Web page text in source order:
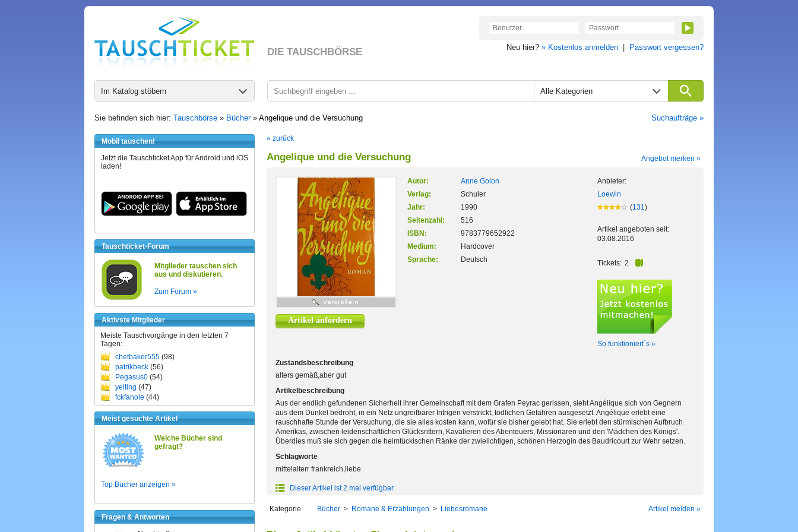
DIE TAUSCHBÖRSE Neu hier? » Kostenlos anmelden Passwort vergessen?
Im Katalog stöbern Alle Kategorien
Sie befinden sich hier: Tauschbörse » Bücher» Angelique und die Versuchung Suchaufträge »
Mobil tauschen!
Jetzt die Tauschticket App für Android und iOS
laden!
Tauschticket-Forum
Mitglieder tauschen sich
aus und diskutieren.
Zum Forum »
Aktivste Mitglieder
Meiste Tauschvorgänge in den letzten 7
Tagen:
chetbaker555 (98)
patrikbeck (56)
Pegasus0 (54)
yeiting (47)
fckfanole (44)
Meist gesuchte Artikel
Welche Bücher sind
gefragt?
Top Bücher anzeigen »
Fragen & Antworten
« zurück
Angelique und die Versuchung Angebot merken »
Artikel anfordern
Autor:
Anne Golon
Verlag:
Schuler
Jahr:
1990
Seitenzahl:
516
ISBN:
9783779652922
Medium:
Hardcover
Sprache:
Deutsch
Anbieter:
Loewin
(131)
Artikel angeboten seit:
03.08.2016
Tickets: 2
So funktioniert´s »
Zustandsbeschreibung
alters gemäß,aber gut
Artikelbeschreibung
Aus der endlich gefundenen Sicherheit ihrer Gemeinschaft mit dem Grafen Peyrac gerissen, sieht Angélique sich von Gegnern
aus dem Dunkel bedroht, in ein Netz ungreifbarer Intrigen verstrickt, tödlichen Gefahren ausgesetzt. Angélique erlebt eine
rauschhafte Stunde der Versuchung, die sie alles kosten kann, wofür sie bisher gelebt hat. Sie erlebt den stürmischen Aufbruch
Amerikas, zwischen leidenschaftlichen Glücksrittern, Kavalieren des Abenteuers, Missionaren und den 'Mädchen des Königs'.
Überdies muß sie sich gegen die heimtückischen Ränke der zwielichtigen, schönen Herzogin des Baudricourt zur Wehr setzen.
Schlagworte
mittelalterr frankreich,liebe
Dieser Artikel ist 2 mal verfügbar
Kategorie Bücher > Romane & Erzählungen > Liebesromane Artikel melden »